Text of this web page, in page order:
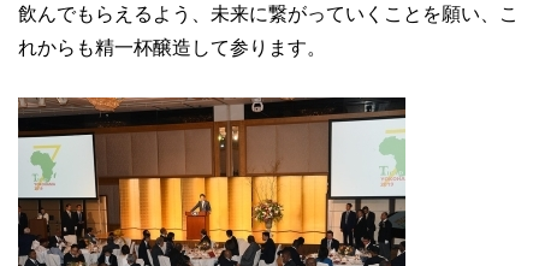
飲んでもらえるよう、未来に繋がっていくことを願い、こ
れからも精一杯醸造して参ります。